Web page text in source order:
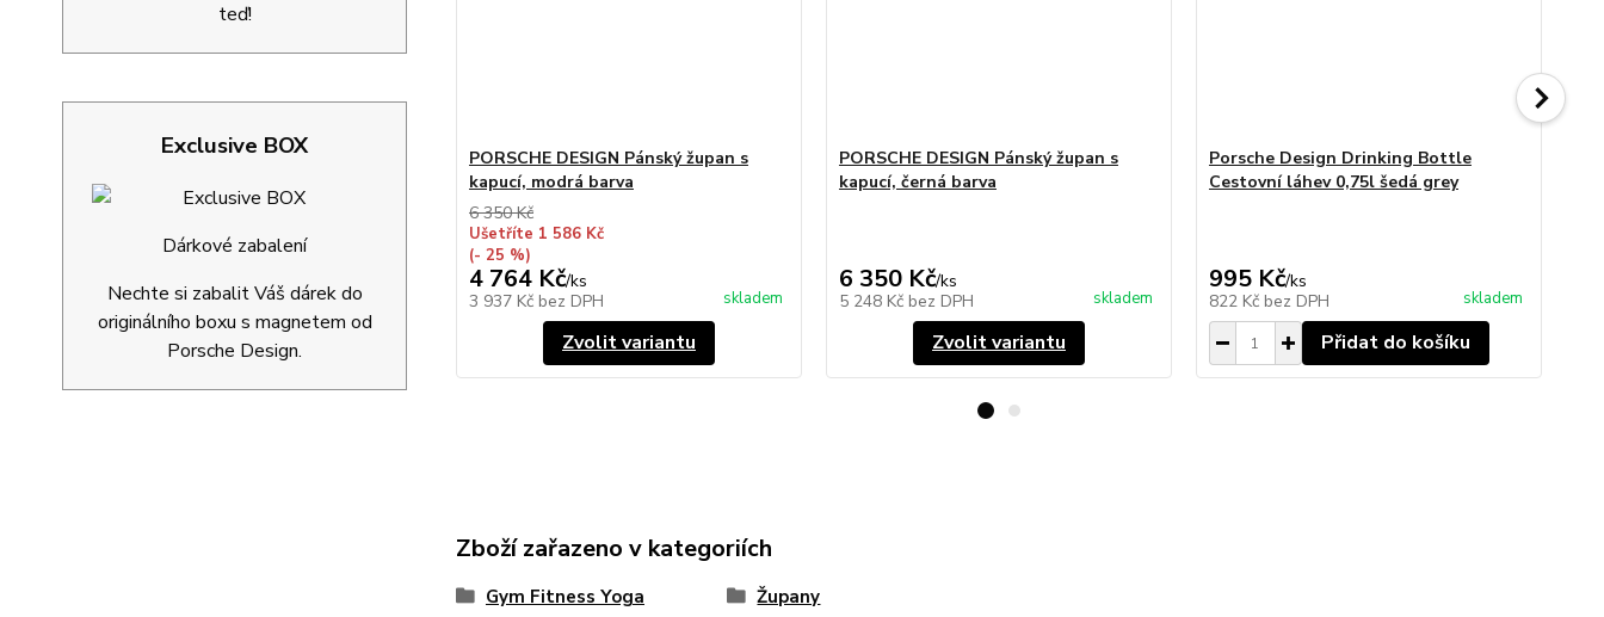
teď!
Exclusive BOX
Dárkové zabalení
Nechte si zabalit Váš dárek do
originálního boxu s magnetem od
Porsche Design.
PORSCHE DESIGN Pánský župan s
kapucí, modrá barva
6 350 Kč
Ušetříte 1 586 Kč
(- 25 %)
4 764 Kč/ks
3 937 Kč bez DPH skladem
Zvolit variantu
PORSCHE DESIGN Pánský župan s
kapucí, černá barva
6 350 Kč/ks
5 248 Kč bez DPH skladem
Zvolit variantu
Porsche Design Drinking Bottle
Cestovní láhev 0,75l šedá grey
995 Kč/ks
822 Kč bez DPH skladem
Přidat do košíku
Zboží zařazeno v kategoriích
Gym Fitness Yoga Župany